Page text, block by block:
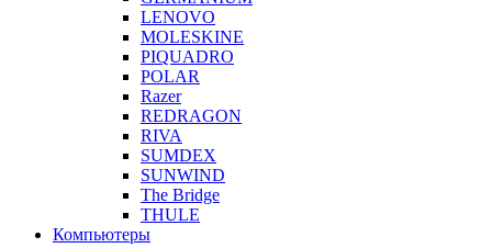
LENOVO
MOLESKINE
PIQUADRO
POLAR
Razer
REDRAGON
RIVA
SUMDEX
SUNWIND
The Bridge
THULE
Компьютеры